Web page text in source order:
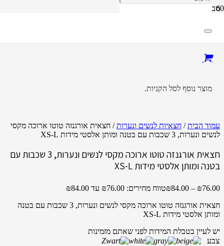
מוצר נוסף לסל הקניות.
מבצע!
עמוד הבית/ חצאיות לנשים ונערות/ חצאית אורגנזה טוטו ארוכה מקסי
לנשים ונערות, 3 שכבות עם בטנה ומותן אלסטי מידות XS-L
חצאית אורגנזה טוטו ארוכה מקסי לנשים ונערות, 3 שכבות עם
בטנה ומותן אלסטי מידות XS-L
₪76.00
–
₪84.00
טווח מחירים: ⁦₪76.00⁩ עד ⁦₪84.00⁩
חצאית אורגנזה טוטו ארוכה מקסי לנשים ונערות, 3 שכבות עם בטנה
ומותן אלסטי מידות XS-L
יש לעיין בטבלת המידות לפני שאתם מזמינות
צבע